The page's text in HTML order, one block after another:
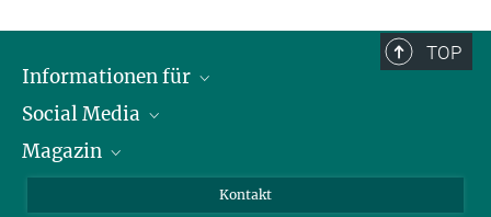
TOP
Informationen für
Journalist*innen
Stipendiat*innen
Social Media
LinkedIn
Magazin
Kontakt